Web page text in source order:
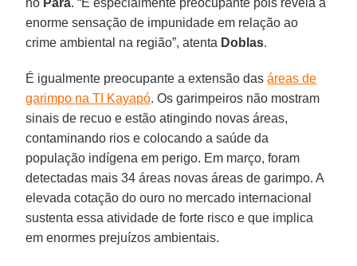
no Pará. “É especialmente preocupante pois revela a
enorme sensação de impunidade em relação ao
crime ambiental na região”, atenta Doblas.
É igualmente preocupante a extensão dasáreas de
garimpo na TI Kayapó. Os garimpeiros não mostram
sinais de recuo e estão atingindo novas áreas,
contaminando rios e colocando a saúde da
população indígena em perigo. Em março, foram
detectadas mais 34 áreas novas áreas de garimpo. A
elevada cotação do ouro no mercado internacional
sustenta essa atividade de forte risco e que implica
em enormes prejuízos ambientais.